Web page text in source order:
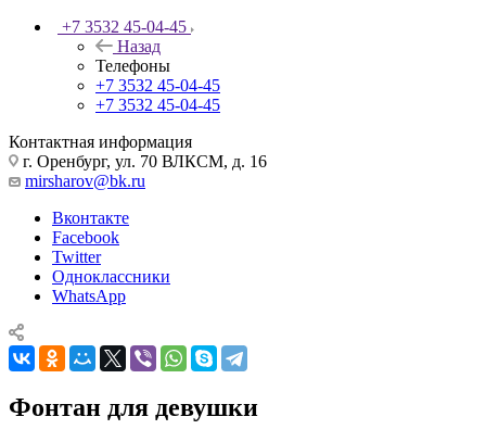
+7 3532 45-04-45
Назад
Телефоны
+7 3532 45-04-45
+7 3532 45-04-45
Контактная информация
г. Оренбург, ул. 70 ВЛКСМ, д. 16
mirsharov@bk.ru
Вконтакте
Facebook
Twitter
Одноклассники
WhatsApp
Фонтан для девушки